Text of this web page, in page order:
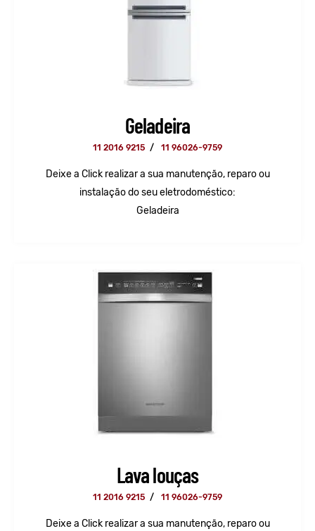
Geladeira
11 2016 9215 / 11 96026-9759
Deixe a Click realizar a sua manutenção, reparo ou
instalação do seu eletrodoméstico:
Geladeira
Lava louças
11 2016 9215 / 11 96026-9759
Deixe a Click realizar a sua manutenção, reparo ou